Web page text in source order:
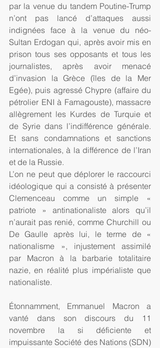
par la venue du tandem Poutine-Trump
n’ont pas lancé d’attaques aussi
indignées face à la venue du néo-
Sultan Erdogan qui, après avoir mis en
prison tous ses opposants et tous les
journalistes, après avoir menacé
d’invasion la Grèce (îles de la Mer
Egée), puis agressé Chypre (affaire du
pétrolier ENI à Famagouste), massacre
allègrement les Kurdes de Turquie et
de Syrie dans l’indifférence générale.
Et sans condamnations et sanctions
internationales, à la différence de l’Iran
et de la Russie.
L’on ne peut que déplorer le raccourci
idéologique qui a consisté à présenter
Clemenceau comme un simple «
patriote » antinationaliste alors qu’il
n’aurait pas renié, comme Churchill ou
De Gaulle après lui, le terme de «
nationalisme », injustement assimilé
par Macron à la barbarie totalitaire
nazie, en réalité plus impérialiste que
nationaliste.
Étonnamment, Emmanuel Macron a
vanté dans son discours du 11
novembre la si déficiente et
impuissante Société des Nations (SDN)